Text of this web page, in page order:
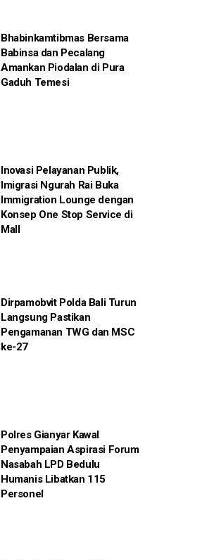
Bhabinkamtibmas Bersama
Babinsa dan Pecalang
Amankan Piodalan di Pura
Gaduh Temesi
Inovasi Pelayanan Publik,
Imigrasi Ngurah Rai Buka
Immigration Lounge dengan
Konsep One Stop Service di
Mall
Dirpamobvit Polda Bali Turun
Langsung Pastikan
Pengamanan TWG dan MSC
ke-27
Polres Gianyar Kawal
Penyampaian Aspirasi Forum
Nasabah LPD Bedulu
Humanis Libatkan 115
Personel